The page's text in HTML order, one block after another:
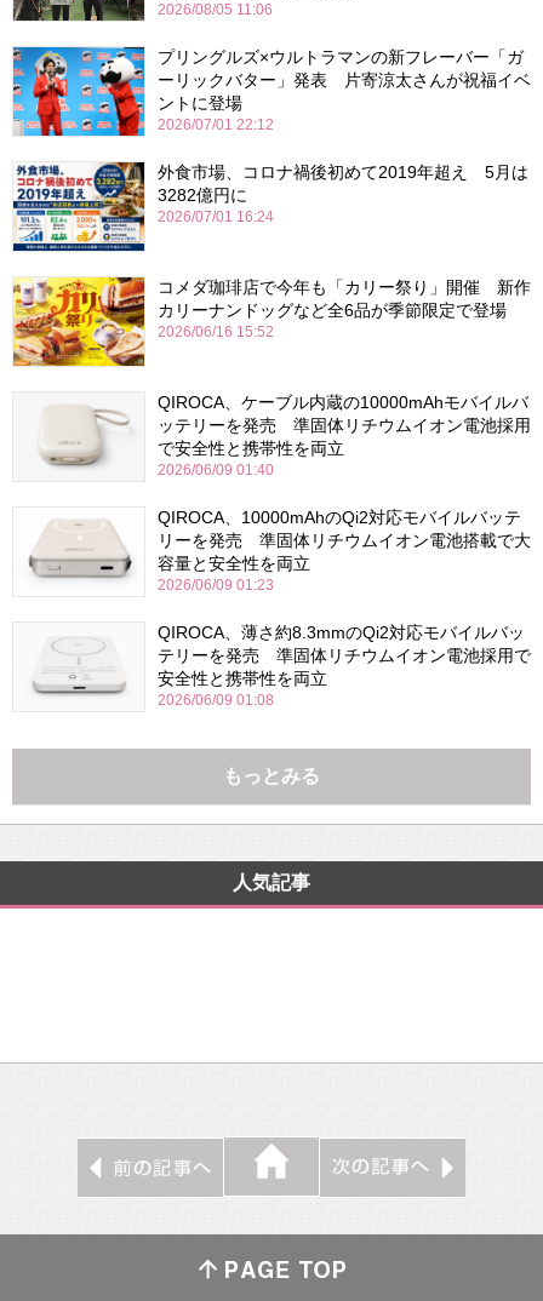
2026/08/05 11:06
プリングルズ×ウルトラマンの新フレーバー「ガ
ーリックバター」発表 片寄涼太さんが祝福イベ
ントに登場
2026/07/01 22:12
外食市場、コロナ禍後初めて2019年超え 5月は
3282億円に
2026/07/01 16:24
コメダ珈琲店で今年も「カリー祭り」開催 新作
カリーナンドッグなど全6品が季節限定で登場
2026/06/16 15:52
QIROCA、ケーブル内蔵の10000mAhモバイルバ
ッテリーを発売 準固体リチウムイオン電池採用
で安全性と携帯性を両立
2026/06/09 01:40
QIROCA、10000mAhのQi2対応モバイルバッテ
リーを発売 準固体リチウムイオン電池搭載で大
容量と安全性を両立
2026/06/09 01:23
QIROCA、薄さ約8.3mmのQi2対応モバイルバッ
テリーを発売 準固体リチウムイオン電池採用で
安全性と携帯性を両立
2026/06/09 01:08
もっとみる
人気記事